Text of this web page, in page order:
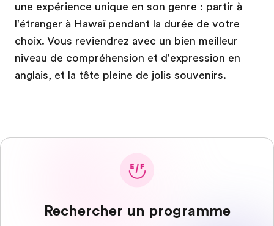
EF recrute
Rejoignez nos équipes
une expérience unique en son genre : partir à
l'étranger à Hawaï pendant la durée de votre
choix. Vous reviendrez avec un bien meilleur
niveau de compréhension et d'expression en
anglais, et la tête pleine de jolis souvenirs.
Rechercher un programme